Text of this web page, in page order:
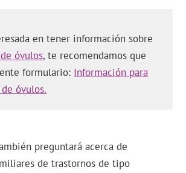
en tener información sobre
óvulos, te recomendamos que
formulario: Información para
óvulos.
preguntará acerca de
de trastornos de tipo